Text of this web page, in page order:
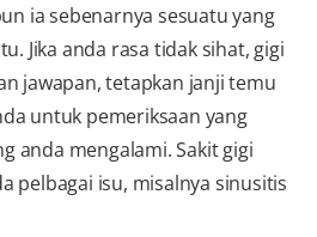
ia sebenarnya sesuatu yang
Jika anda rasa tidak sihat, gigi
jawapan, tetapkan janji temu
untuk pemeriksaan yang
anda mengalami. Sakit gigi
pelbagai isu, misalnya sinusitis